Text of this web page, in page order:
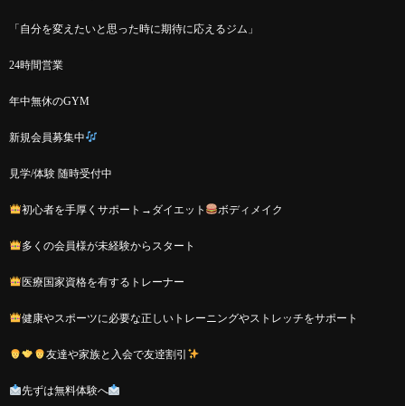
「自分を変えたいと思った時に期待に応えるジム」
24時間営業
年中無休のGYM
新規会員募集中
見学/体験 随時受付中
初心者を手厚くサポート→ダイエット ボディメイク
多くの会員様が未経験からスタート
医療国家資格を有するトレーナー
健康やスポーツに必要な正しいトレーニングやストレッチをサポート
友達や家族と入会で友逹割引
先ずは無料体験へ